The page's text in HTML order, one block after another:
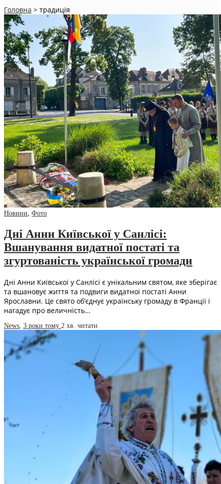
Головна > традиція
Новини, Фото
Дні Анни Київської у Санлісі:
Вшанування видатної постаті та
згуртованість української громади
Дні Анни Київської у Санлісі є унікальним святом, яке зберігає
та вшановує життя та подвиги видатної постаті Анни
Ярославни. Це свято об’єднує українську громаду в Франції і
нагадує про величність…
News, 3 роки тому 2 хв. читати